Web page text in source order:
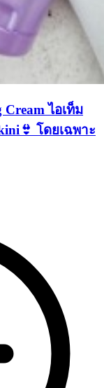
ไอเท็ม
โดยเฉพาะ